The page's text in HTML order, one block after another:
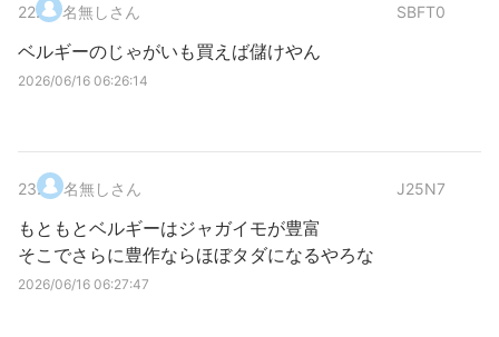
22. 名無しさん SBFT0
ベルギーのじゃがいも買えば儲けやん
2026/06/16 06:26:14
23. 名無しさん J25N7
もともとベルギーはジャガイモが豊富
そこでさらに豊作ならほぼタダになるやろな
2026/06/16 06:27:47